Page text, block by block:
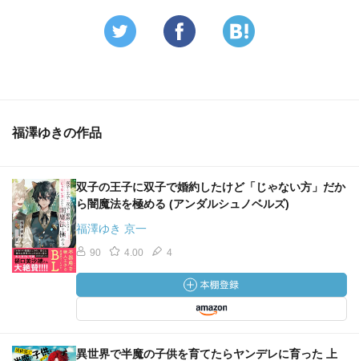
福澤ゆきの作品
双子の王子に双子で婚約したけど「じゃない方」だか
ら闇魔法を極める (アンダルシュノベルズ)
福澤ゆき 京一
90 4.00 4
異世界で半魔の子供を育てたらヤンデレに育った 上